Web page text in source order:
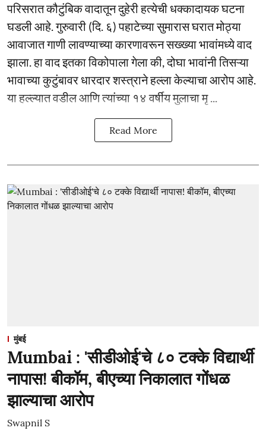
परिसरात कौटुंबिक वादातून दुहेरी हत्येची धक्कादायक घटना
घडली आहे. गुरुवारी (दि. ६) पहाटेच्या सुमारास घरात मोठ्या
आवाजात गाणी लावण्याच्या कारणावरून सख्ख्या भावांमध्ये वाद
झाला. हा वाद इतका विकोपाला गेला की, दोघा भावांनी तिसऱ्या
भावाच्या कुटुंबावर धारदार शस्त्राने हल्ला केल्याचा आरोप आहे.
या हल्ल्यात वडील आणि त्यांच्या १४ वर्षीय मुलाचा मृ ...
Read More
मुंबई
Mumbai : 'सीडीओई'चे ८० टक्के विद्यार्थी
नापास! बीकॉम, बीएच्या निकालात गोंधळ
झाल्याचा आरोप
Swapnil S